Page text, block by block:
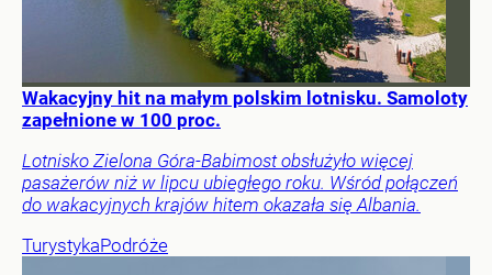
Wakacyjny hit na małym polskim lotnisku. Samoloty
zapełnione w 100 proc.
Lotnisko Zielona Góra-Babimost obsłużyło więcej
pasażerów niż w lipcu ubiegłego roku. Wśród połączeń
do wakacyjnych krajów hitem okazała się Albania.
TurystykaPodróże